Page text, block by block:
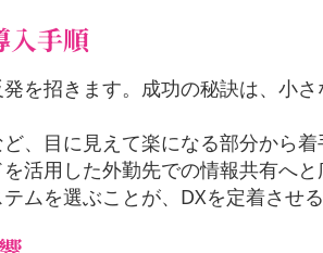
入手順
を招きます。成功の秘訣は、小
、目に見えて楽になる部分から着
活用した外勤先での情報共有へ
ムを選ぶことが、DXを定着させる